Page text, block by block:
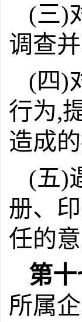
(三)
调查
(四)
行为,
造成
(五)
册、
任的意
第
所属